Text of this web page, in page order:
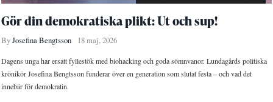
Gör din demokratiska plikt: Ut och sup!
ByJosefina Bengtsson 18 maj, 2026
Dagens unga har ersatt fyllestök med biohacking och goda sömnvanor. Lundagårds politiska
krönikör Josefina Bengtsson funderar över en generation som slutat festa – och vad det
innebär för demokratin.